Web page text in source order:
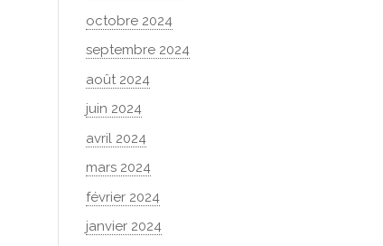
octobre 2024
septembre 2024
août 2024
juin 2024
avril 2024
mars 2024
février 2024
janvier 2024